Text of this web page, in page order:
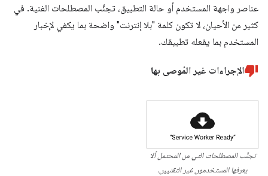
عناصر واجهة المستخدم أو حالة التطبيق، تجنَّب المصطلحات الفنية. في
كثير من الأحيان، لا تكون كلمة "بلا إنترنت" واضحة بما يكفي لإخبار
المستخدم بما يفعله تطبيقك.
الإجراءات غير المُوصى بها
تجنَّب المصطلحات التي من المحتمل ألا
يعرفها المستخدمون غير التقنيين.